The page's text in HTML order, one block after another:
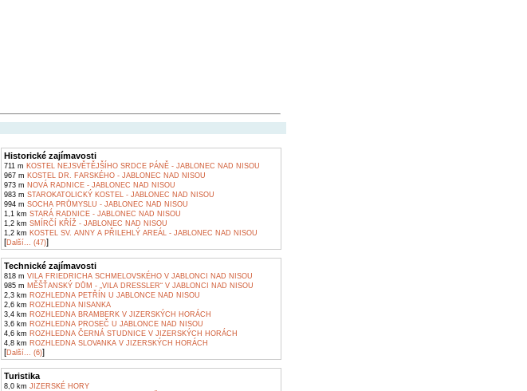
Historické zajímavosti
711 m KOSTEL NEJSVĚTĚJŠÍHO SRDCE PÁNĚ - JABLONEC NAD NISOU
967 m KOSTEL DR. FARSKÉHO - JABLONEC NAD NISOU
973 m NOVÁ RADNICE - JABLONEC NAD NISOU
983 m STAROKATOLICKÝ KOSTEL - JABLONEC NAD NISOU
994 m SOCHA PRŮMYSLU - JABLONEC NAD NISOU
1,1 km STARÁ RADNICE - JABLONEC NAD NISOU
1,2 km SMÍRČÍ KŘÍŽ - JABLONEC NAD NISOU
1,2 km KOSTEL SV. ANNY A PŘILEHLÝ AREÁL - JABLONEC NAD NISOU
[Další... (47)]
Technické zajímavosti
818 m VILA FRIEDRICHA SCHMELOVSKÉHO V JABLONCI NAD NISOU
985 m MĚŠŤANSKÝ DŮM - „VILA DRESSLER“ V JABLONCI NAD NISOU
2,3 km ROZHLEDNA PETŘÍN U JABLONCE NAD NISOU
2,6 km ROZHLEDNA NISANKA
3,4 km ROZHLEDNA BRAMBERK V JIZERSKÝCH HORÁCH
3,6 km ROZHLEDNA PROSEČ U JABLONCE NAD NISOU
4,6 km ROZHLEDNA ČERNÁ STUDNICE V JIZERSKÝCH HORÁCH
4,8 km ROZHLEDNA SLOVANKA V JIZERSKÝCH HORÁCH
[Další... (6)]
Turistika
8,0 km JIZERSKÉ HORY